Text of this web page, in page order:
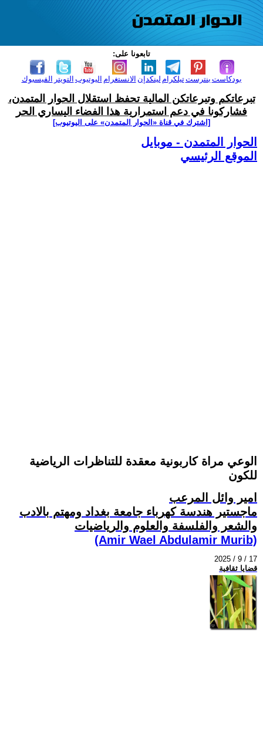
تابعونا على:
الفيسبوك التويتر اليوتيوب الانستغرام لينكدإن تيلكرامبنترست بودكاست
تبرعاتكم وتبرعاتكن المالية تحفظ استقلال الحوار المتمدن،
فشاركونا في دعم استمرارية هذا الفضاء اليساري الحر
[اشترك في قناة ‫«الحوار المتمدن» على اليوتيوب]
الحوار المتمدن - موبايل
الموقع الرئيسي
الوعي مراة كاربونية معقدة للتناظرات الرياضية
للكون
امير وائل المرعب
ماجستير هندسة كهرباء جامعة بغداد ومهتم بالادب
والشعر والفلسفة والعلوم والرياضيات
(Amir Wael Abdulamir Murib)
2025 / 9 / 17
قضايا ثقافية